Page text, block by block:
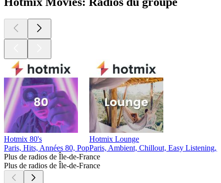
Hotmix 80's
Paris, Hits, Années 80, Pop
Hotmix Lounge
Paris, Ambient, Chillout, Easy Listening,
Plus de radios de Île-de-France
Plus de radios de Île-de-France